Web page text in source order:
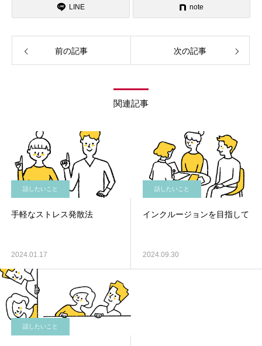
LINE note
前の記事 次の記事
関連記事
話したいこと
手軽なストレス発散法
2024.01.17
話したいこと
インクルージョンを目指して
2024.09.30
話したいこと